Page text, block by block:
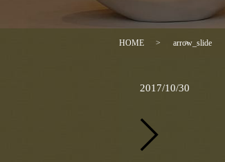
HOME arrow_slide
2017/10/30